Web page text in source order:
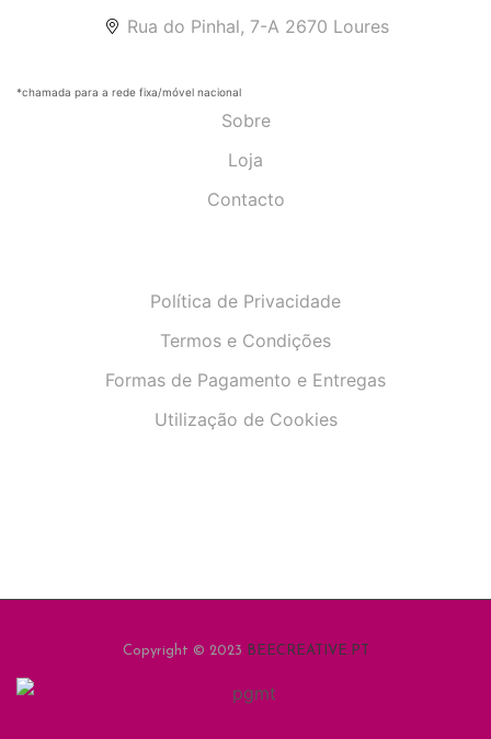
Sobre
Loja
Contacto
Política de Privacidade
Termos e Condições
Formas de Pagamento e Entregas
Utilização de Cookies
Rua do Pinhal, 7-A 2670 Loures
*chamada para a rede fixa/móvel nacional
Copyright © 2023 BEECREATIVE.PT